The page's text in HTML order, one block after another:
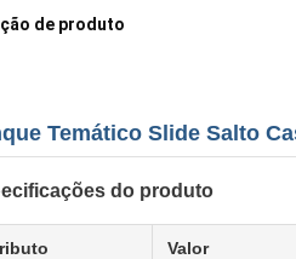
de produto
Temático Slide Salto
do produto
Valor